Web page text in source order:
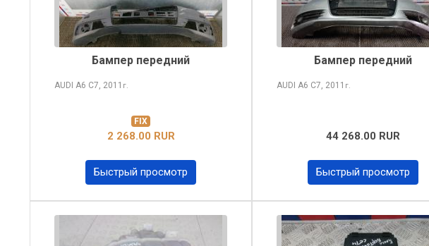
Бампер передний
AUDI A6 C7, 2011 г.
FIX
2 268.00 RUR
Быстрый просмотр
Бампер передний
AUDI A6 C7, 2011 г.
44 268.00 RUR
Быстрый просмотр